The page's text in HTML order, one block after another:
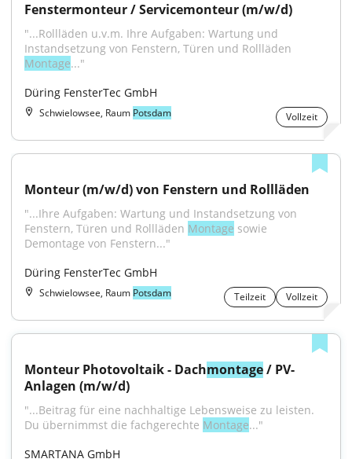
Fenstermonteur / Servicemonteur (m/w/d)
"...Rollläden u.v.m. Ihre Aufgaben: Wartung und
Montage..."
Düring FensterTec GmbH
Schwielowsee, Raum Potsdam Vollzeit
Monteur (m/w/d) von Fenstern und Rollläden
"...Ihre Aufgaben: Wartung und Instandsetzung von
Fenstern, Türen und Rollläden Montage sowie
Demontage von Fenstern..."
Düring FensterTec GmbH
Schwielowsee, Raum Potsdam Teilzeit Vollzeit
Monteur Photovoltaik - Dachmontage / PV-
Anlagen (m/w/d)
"...Beitrag für eine nachhaltige Lebensweise zu leisten.
Du übernimmst die fachgerechte Montage..."
SMARTANA GmbH